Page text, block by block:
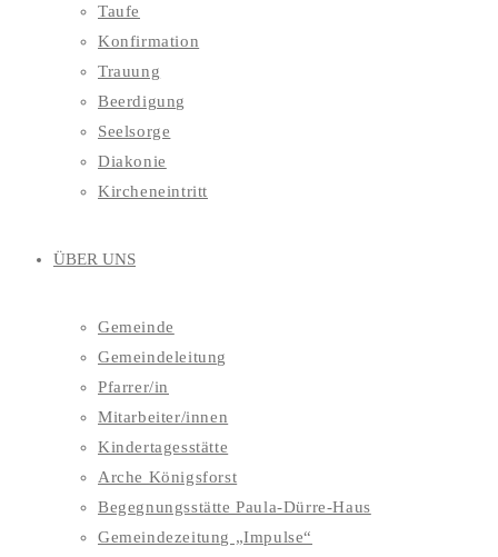
Taufe
Konfirmation
Trauung
Beerdigung
Seelsorge
Diakonie
Kircheneintritt
ÜBER UNS
Gemeinde
Gemeindeleitung
Pfarrer/in
Mitarbeiter/innen
Kindertagesstätte
Arche Königsforst
Begegnungsstätte Paula-Dürre-Haus
Gemeindezeitung „Impulse“